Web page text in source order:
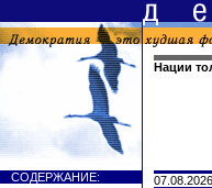
Нации
СОДЕРЖАНИЕ: